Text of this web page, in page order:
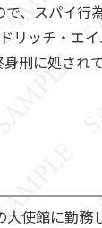
、スパイ
リッチ・
刑に処され
使館に勤